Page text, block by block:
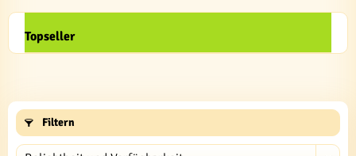
Topseller
Filtern